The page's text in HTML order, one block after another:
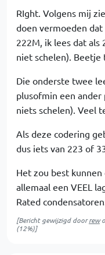
RIght. Volgens mij
doen vermoeden
222M, ik lees dat als
niet schelen). Beetje
Die onderste twee
plusofmin een ander
niets schelen). Veel
Als deze codering
dus iets van 223 of
Het zou best
allemaal een VEEL
Rated
[Bericht gewijzigd doorrew
(12%)]